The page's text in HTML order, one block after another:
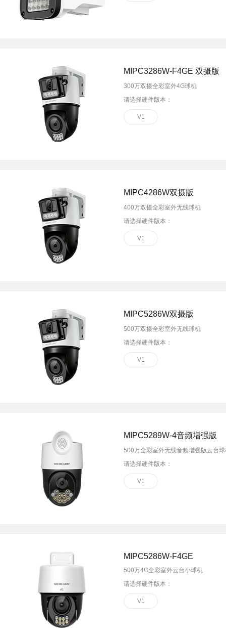
MIPC3286W-F4GE 双摄版
300万双摄全彩室外4G球机
请选择硬件版本：
V1
MIPC4286W双摄版
400万双摄全彩室外无线球机
请选择硬件版本：
V1
MIPC5286W双摄版
500万双摄全彩室外无线球机
请选择硬件版本：
V1
MIPC5289W-4音频增强版
500万全彩室外无线音频增强版云台
请选择硬件版本：
V1
MIPC5286W-F4GE
500万4G全彩室外云台小球机
请选择硬件版本：
V1